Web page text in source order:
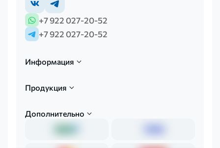
+7 922 027-20-52
+7 922 027-20-52
Информация
Продукция
Дополнительно